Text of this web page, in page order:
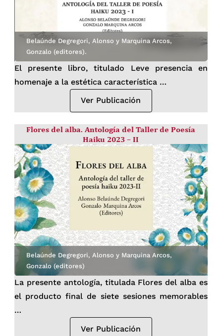
desarrollo sostenible y la responsabilidad
social universitaria
Tejiendo puentes: Interculturalidad, arte y
desarrollo desde la universidad
Cooperación interinstitucional: un puente
Belaúnde Degregori, Alonso y Marquina Arcos,
Gonzalo (editores).
El presente libro, titulado Leve presencia en
homenaje a la estética característica …
Ver Publicación
Flores del alba. Antología del Taller de Poesía
Haiku 2023 – II
Belaúnde Degregori, Alonso y Marquina Arcos,
Gonzalo (editores)
La presente antología, titulada Flores del alba es
el producto final de siete sesiones memorables
…
Ver Publicación